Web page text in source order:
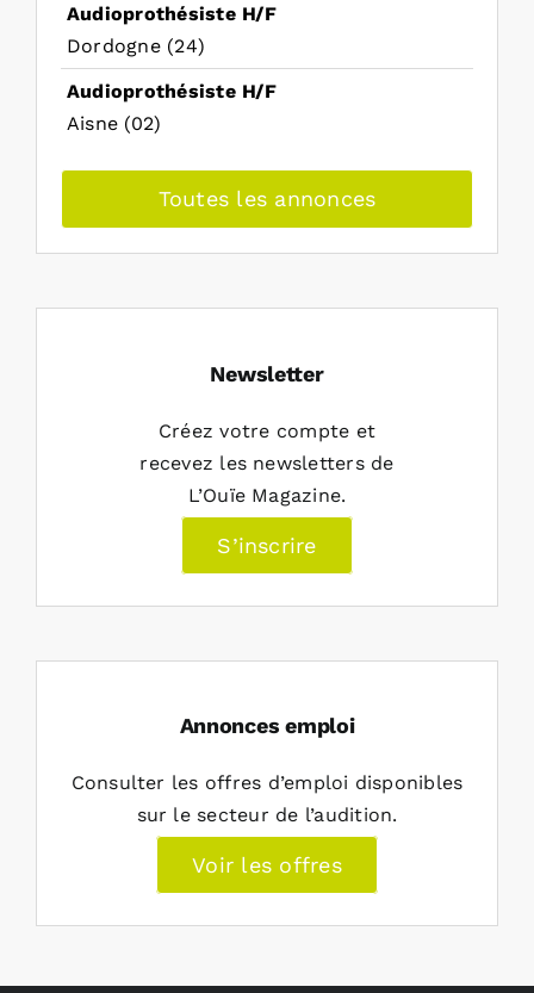
Audioprothésiste H/F
Dordogne (24)
Audioprothésiste H/F
Aisne (02)
Toutes les annonces
Newsletter
Créez votre compte et
recevez les newsletters de
L’Ouïe Magazine.
S’inscrire
Annonces emploi
Consulter les offres d’emploi disponibles
sur le secteur de l’audition.
Voir les offres